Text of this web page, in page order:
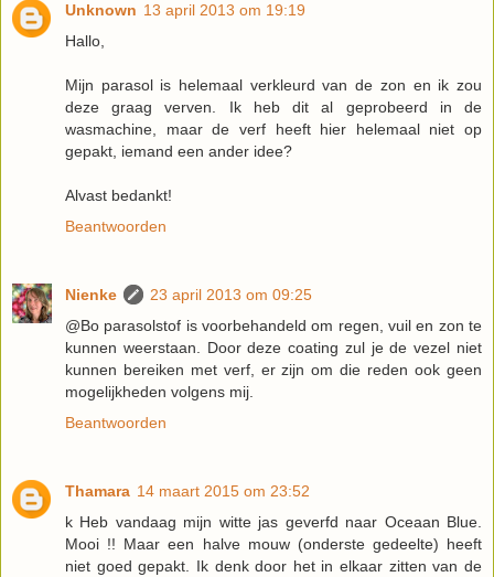
Unknown 13 april 2013 om 19:19
Hallo,
Mijn parasol is helemaal verkleurd van de zon en ik zou
deze graag verven. Ik heb dit al geprobeerd in de
wasmachine, maar de verf heeft hier helemaal niet op
gepakt, iemand een ander idee?
Alvast bedankt!
Beantwoorden
Nienke
23 april 2013 om 09:25
@Bo parasolstof is voorbehandeld om regen, vuil en zon te
kunnen weerstaan. Door deze coating zul je de vezel niet
kunnen bereiken met verf, er zijn om die reden ook geen
mogelijkheden volgens mij.
Beantwoorden
Thamara 14 maart 2015 om 23:52
k Heb vandaag mijn witte jas geverfd naar Oceaan Blue.
Mooi !! Maar een halve mouw (onderste gedeelte) heeft
niet goed gepakt. Ik denk door het in elkaar zitten van de